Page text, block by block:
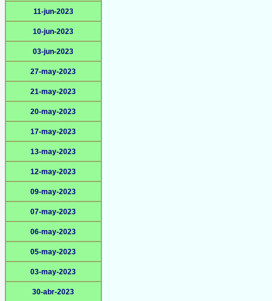
11-jun-2023
10-jun-2023
03-jun-2023
27-may-2023
21-may-2023
20-may-2023
17-may-2023
13-may-2023
12-may-2023
09-may-2023
07-may-2023
06-may-2023
05-may-2023
03-may-2023
30-abr-2023